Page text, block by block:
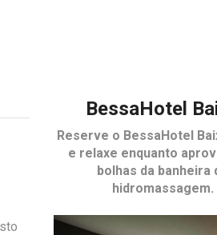
BessaHotel
Reserve o BessaHotel
e relaxe enquanto
bolhas da banheira
hidromassagem.